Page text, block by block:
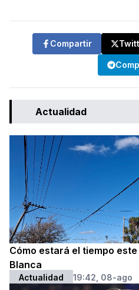
Compartir
Actualidad
Cómo estará el tiempo
Blanca
Actualidad 19:42, 08-ago